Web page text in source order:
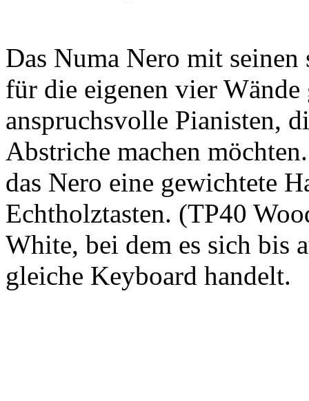
Das Numa Nero mit seinen
für die eigenen vier
anspruchsvolle Pianisten,
Abstriche machen
das Nero eine gewichtete
Echtholztasten. (TP40
White, bei dem es sich bis
gleiche Keyboard handelt.